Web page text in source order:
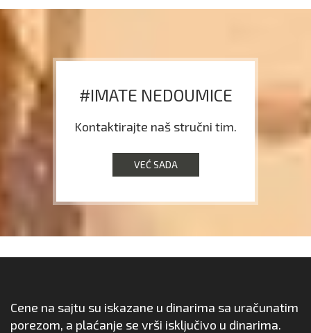
#IMATE NEDOUMICE
Kontaktirajte naš stručni tim.
VEĆ SADA
Cene na sajtu su iskazane u dinarima sa uračunatim
porezom, a plaćanje se vrši isključivo u dinarima.